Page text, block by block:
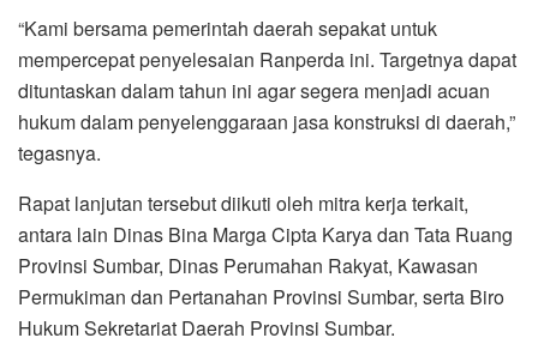
“Kami bersama pemerintah daerah sepakat untuk
mempercepat penyelesaian Ranperda ini. Targetnya dapat
dituntaskan dalam tahun ini agar segera menjadi acuan
hukum dalam penyelenggaraan jasa konstruksi di daerah,”
tegasnya.
Rapat lanjutan tersebut diikuti oleh mitra kerja terkait,
antara lain Dinas Bina Marga Cipta Karya dan Tata Ruang
Provinsi Sumbar, Dinas Perumahan Rakyat, Kawasan
Permukiman dan Pertanahan Provinsi Sumbar, serta Biro
Hukum Sekretariat Daerah Provinsi Sumbar.